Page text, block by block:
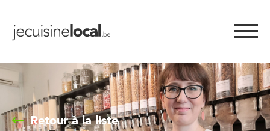
Retour à la liste